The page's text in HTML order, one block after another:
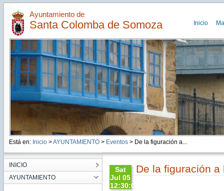
Ayuntamiento de
Santa Colomba de Somoza Inicio
Está en: Inicio >AYUNTAMIENTO> Eventos> De la figuración a...
INICIO
AYUNTAMIENTO
Sat
Jul 05
12:30:00
De la figuración a